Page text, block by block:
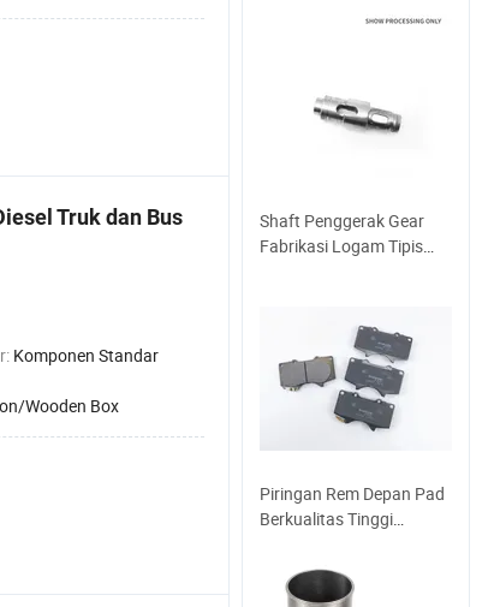
Truk dan Bus
Komponen Standar
Wooden Box
Bahan Bakar Diaphragm
Shaft Penggerak Gear
Fabrikasi Logam Tipis
Piringan Rem Depan Pad
Berkualitas Tinggi
Suku Cadang Mobil untuk
Toyota Land Cruiser